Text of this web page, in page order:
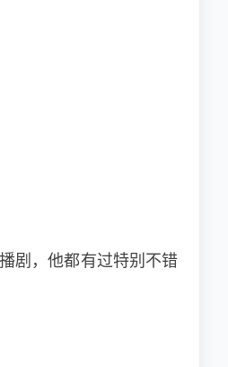
剧，他都有过特别不错